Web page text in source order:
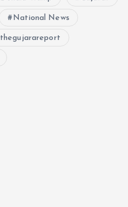
National News
thegujarareport